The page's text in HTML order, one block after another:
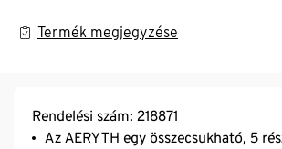
Termék megjegyzése
Rendelési szám: 218871
Az AERYTH egy összecsukható, 5